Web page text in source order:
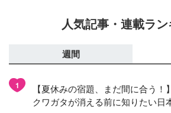
人気記事・連載ラ
週間
1
【夏休みの宿題、まだ間に合う！
クワガタが消える前に知りたい日